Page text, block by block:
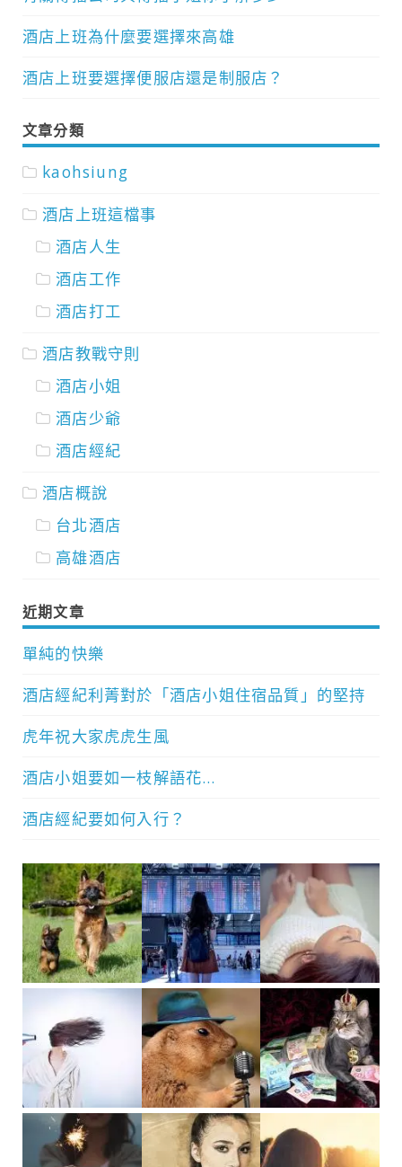
酒店上班為什麼要選擇來高雄
酒店上班要選擇便服店還是制服店？
文章分類
kaohsiung
酒店上班這檔事
酒店人生
酒店工作
酒店打工
酒店教戰守則
酒店小姐
酒店少爺
酒店經紀
酒店概說
台北酒店
高雄酒店
近期文章
單純的快樂
酒店經紀利菁對於「酒店小姐住宿品質」的堅持
虎年祝大家虎虎生風
酒店小姐要如一枝解語花…
酒店經紀要如何入行？